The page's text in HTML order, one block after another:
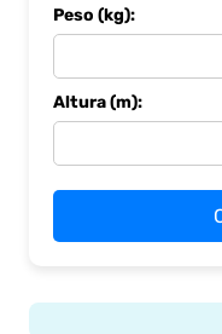
Peso (kg):
Altura (m):